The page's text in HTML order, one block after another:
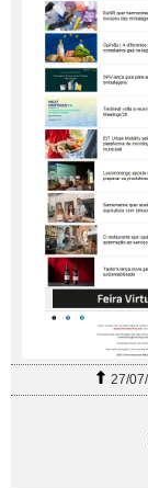
27/